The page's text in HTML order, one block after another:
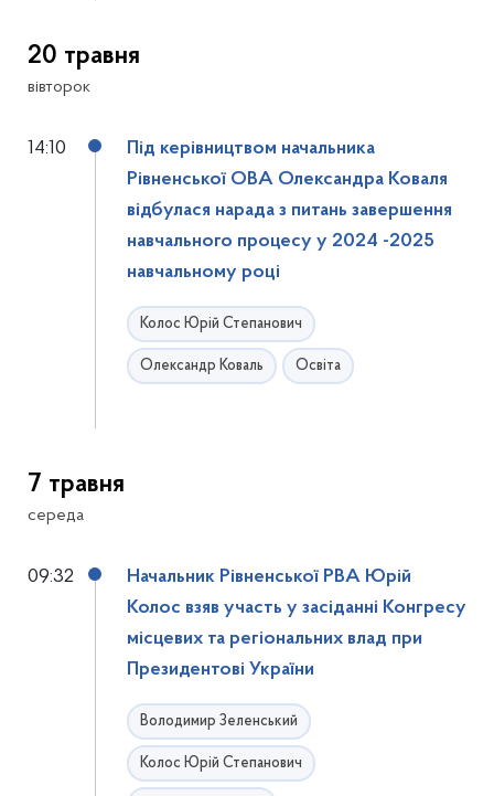
20 травня
вівторок
14:10
Під керівництвом начальника
Рівненської ОВА Олександра Коваля
відбулася нарада з питань завершення
навчального процесу у 2024 -2025
навчальному році
Колос Юрій Степанович
Олександр Коваль Освіта
7 травня
середа
09:32
Начальник Рівненської РВА Юрій
Колос взяв участь у засіданні Конгресу
місцевих та регіональних влад при
Президентові України
Володимир Зеленський
Колос Юрій Степанович